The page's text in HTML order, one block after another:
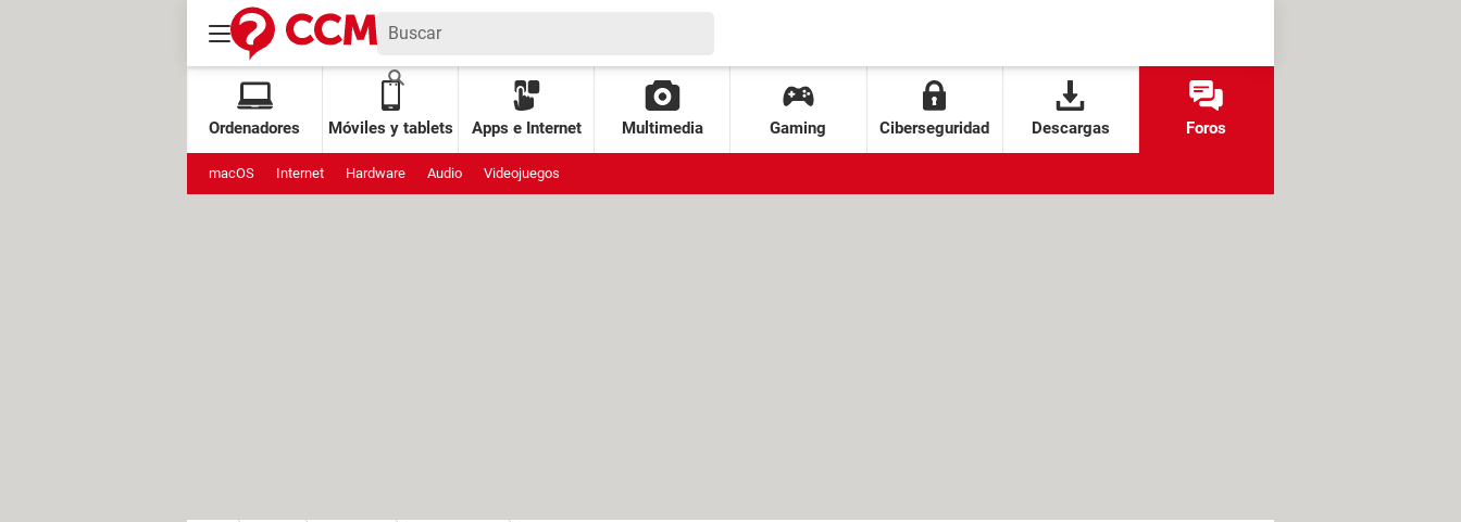
Ordenadores Móviles y tablets Apps e Internet Multimedia Gaming Ciberseguridad Descargas Foros
macOS Internet Hardware Audio Videojuegos